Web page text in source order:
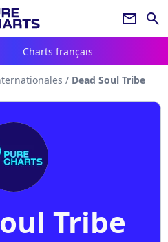
newsletter search
Charts français
/ Dead Soul Tribe
Tribe